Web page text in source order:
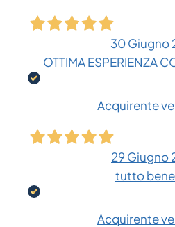
30 Giugno
OTTIMA ESPERIENZA
Acquirente
29 Giugno
tutto
Acquirente